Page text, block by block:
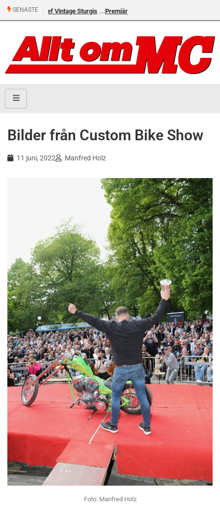
SENASTE Premiär för Östgöta Dundret
Bilder från Custom Bike Show
11 juni, 2022 Manfred Holz
Foto: Manfred Holz